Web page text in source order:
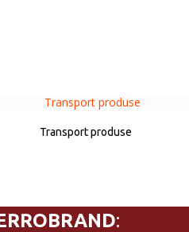
Transport produse
: